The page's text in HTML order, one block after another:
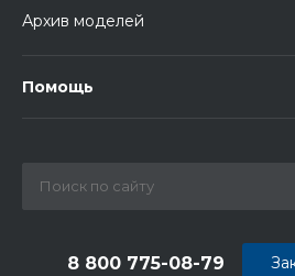
Архив моделей
Помощь
8 800 775-08-79